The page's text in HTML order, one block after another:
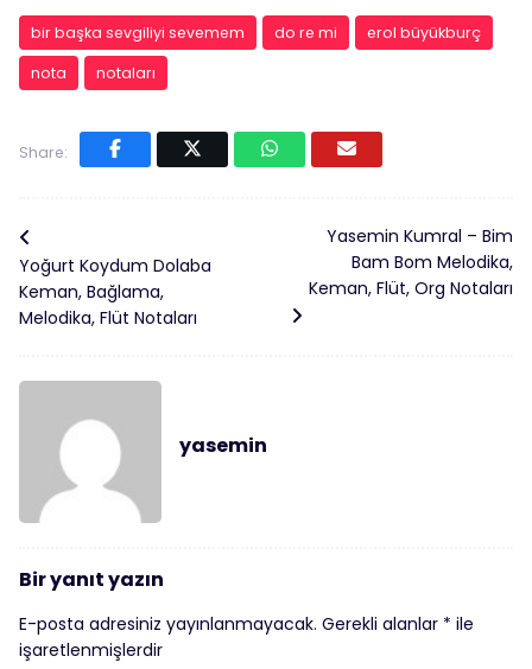
bir başka sevgiliyi sevemem do re mi
erol büyükburç
nota
notaları
Share:
Yoğurt Koydum Dolaba
Keman, Bağlama,
Melodika, Flüt Notaları
Yasemin Kumral – Bim
Bam Bom Melodika,
Keman, Flüt, Org Notaları
yasemin
Bir yanıt yazın
E-posta adresiniz yayınlanmayacak. Gerekli alanlar * ile
işaretlenmişlerdir